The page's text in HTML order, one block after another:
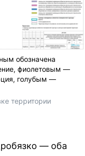
обозначена
фиолетовым —
голубым —
территории
— оба